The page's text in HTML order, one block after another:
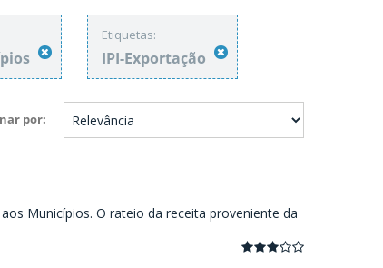
Etiquetas:
IPI-Exportação
por
Municípios. O rateio da receita proveniente da